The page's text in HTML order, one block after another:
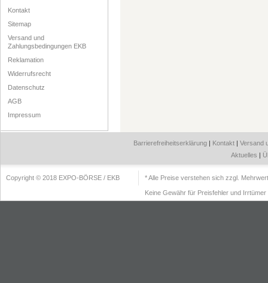
Kontakt
Sitemap
Versand und
Zahlungsbedingungen EKB
Reklamation
Widerrufsrecht
Datenschutz
AGB
Impressum
Barrierefreiheitserklärung | Kontakt | Versand
Aktuelles |
Copyright © 2018 EXPO-BÖRSE / EKB * Alle Preise verstehen sich zzgl.
Keine Gewähr für Preisfehler und Irrtümer